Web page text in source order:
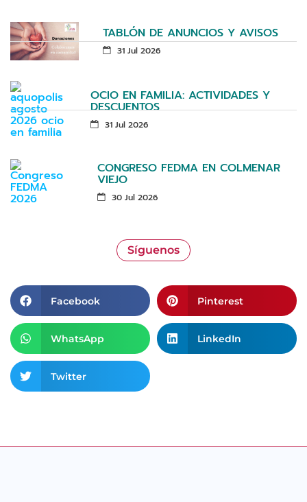
TABLÓN DE ANUNCIOS Y AVISOS
31 Jul 2026
OCIO EN FAMILIA: ACTIVIDADES Y
DESCUENTOS
31 Jul 2026
CONGRESO FEDMA EN COLMENAR
VIEJO
30 Jul 2026
Síguenos
Facebook Pinterest
WhatsApp LinkedIn
Twitter